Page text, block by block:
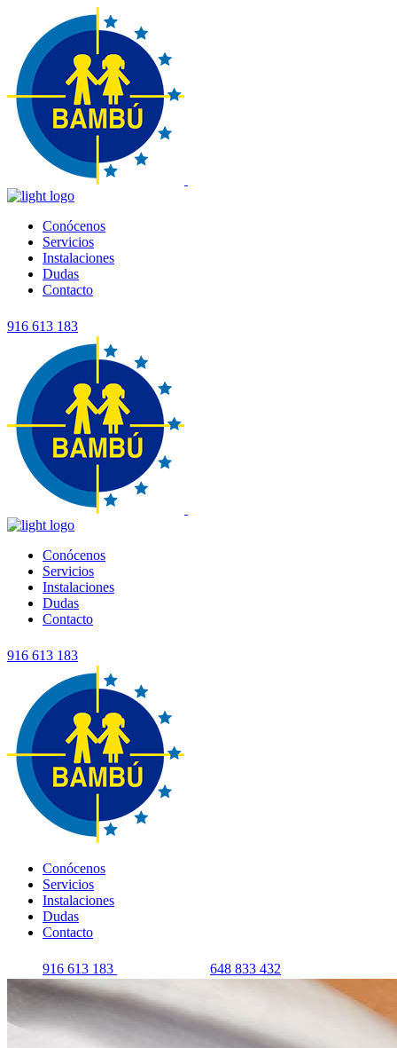
Conócenos
Servicios
Instalaciones
Dudas
Contacto
916 613 183
Conócenos
Servicios
Instalaciones
Dudas
Contacto
916 613 183
Conócenos
Servicios
Instalaciones
Dudas
Contacto
916 613 183 648 833 432